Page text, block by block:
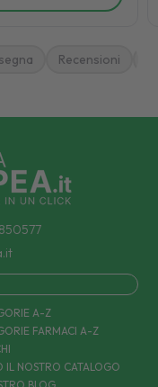
Recensioni
A-Z
FARMACI A-Z
IL NOSTRO CATALOGO